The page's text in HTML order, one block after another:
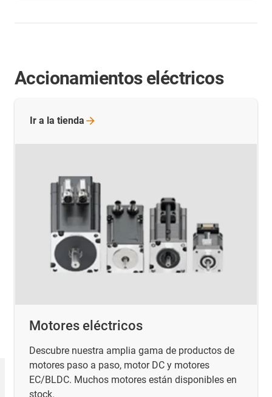
Accionamientos eléctricos
Motores eléctricos
Descubre nuestra amplia gama de productos de
motores paso a paso, motor DC y motores
EC/BLDC. Muchos motores están disponibles en
stock.
Ir a la tienda